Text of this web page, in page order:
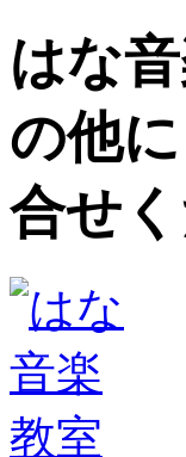
はな
の他
合せく